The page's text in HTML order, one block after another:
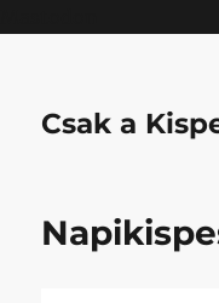
Csak a